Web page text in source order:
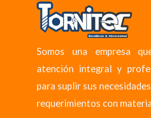
Somos una empresa
atención integral y
para suplir sus
requerimientos con